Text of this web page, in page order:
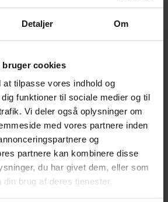
Detaljer Om
bruger cookies
tilpasse vores indhold og
funktioner til sociale medier og til
Vi deler også oplysninger om
med vores partnere inden
og
partnere kan kombinere disse
du har givet dem, eller som
brug af deres tjenester.